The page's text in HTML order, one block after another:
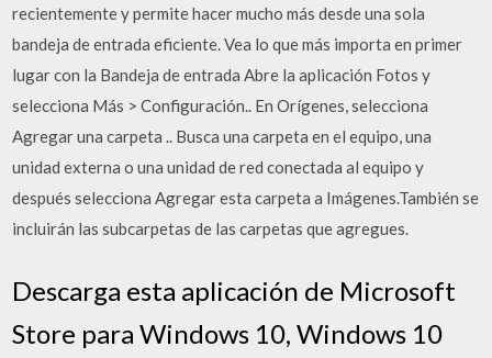
recientemente y permite hacer mucho más desde una sola
bandeja de entrada eficiente. Vea lo que más importa en primer
lugar con la Bandeja de entrada Abre la aplicación Fotos y
selecciona Más > Configuración.. En Orígenes, selecciona
Agregar una carpeta .. Busca una carpeta en el equipo, una
unidad externa o una unidad de red conectada al equipo y
después selecciona Agregar esta carpeta a Imágenes.También se
incluirán las subcarpetas de las carpetas que agregues.
Descarga esta aplicación de Microsoft
Store para Windows 10, Windows 10